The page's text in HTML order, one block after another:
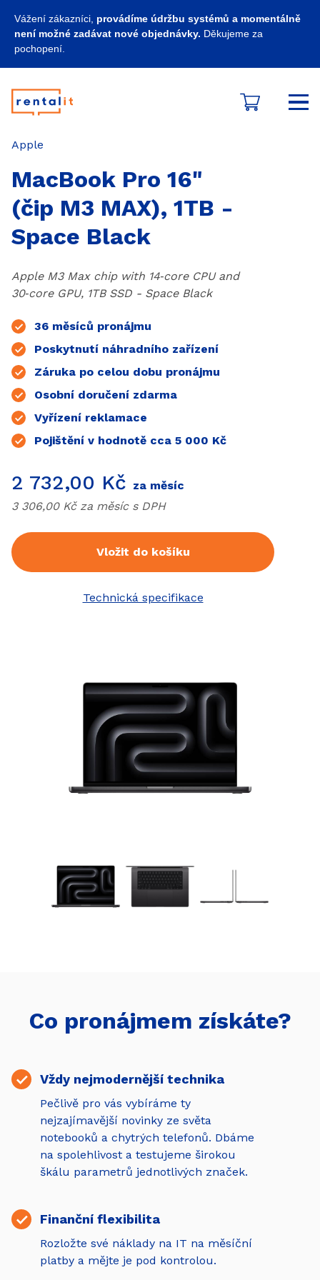
Vážení zákazníci, provádíme údržbu systémů a momentálně
není možné zadávat nové objednávky. Děkujeme za
pochopení.
Kategorie
Apple
MacBook Pro 16"
(čip M3 MAX), 1TB -
Space Black
Apple M3 Max chip with 14‑core CPU and
30‑core GPU, 1TB SSD - Space Black
36 měsíců pronájmu
Poskytnutí náhradního zařízení
Záruka po celou dobu pronájmu
Osobní doručení zdarma
Vyřízení reklamace
Pojištění v hodnotě cca 5 000 Kč
Cena
2 732,00 Kč za měsíc
Cena bezDPH
3 306,00 Kč za měsíc s DPH
Vložit do košíku
Technická specifikace
Co pronájmem získáte?
Vždy nejmodernější technika
Pečlivě pro vás vybíráme ty
nejzajímavější novinky ze světa
notebooků a chytrých telefonů. Dbáme
na spolehlivost a testujeme širokou
škálu parametrů jednotlivých značek.
Finanční flexibilita
Rozložte své náklady na IT na měsíční
platby a mějte je pod kontrolou.